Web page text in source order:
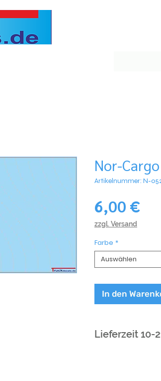
Nor-
Artikelnummer: N-
6,00 €
zzgl. Versand
Farbe *
Auswählen
In den
Lieferzeit 10-